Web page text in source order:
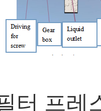
터 프레